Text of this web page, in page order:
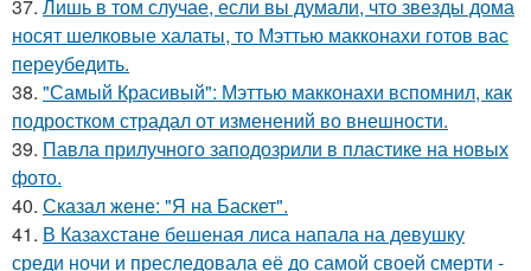
37. Лишь в том случае, если вы думали, что звезды дома
носят шелковые халаты, то Мэттью макконахи готов вас
переубедить.
38. "Самый Красивый": Мэттью макконахи вспомнил, как
подростком страдал от изменений во внешности.
39. Павла прилучного заподозрили в пластике на новых
фото.
40. Сказал жене: "Я на Баскет".
41. В Казахстане бешеная лиса напала на девушку
среди ночи и преследовала её до самой своей смерти -